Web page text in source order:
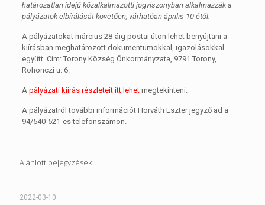
határozatlan idejű közalkalmazotti jogviszonyban alkalmazzák a
pályázatok elbírálását követően, várhatóan április 10-étől.
A pályázatokat március 28-áig postai úton lehet benyújtani a
kiírásban meghatározott dokumentumokkal, igazolásokkal
együtt. Cím: Torony Község Önkormányzata, 9791 Torony,
Rohonczi u. 6.
A pályázati kiírás részleteit itt lehetmegtekinteni.
A pályázatról további információt Horváth Eszter jegyző ad a
94/540-521-es telefonszámon.
Ajánlott bejegyzések
2022-03-10